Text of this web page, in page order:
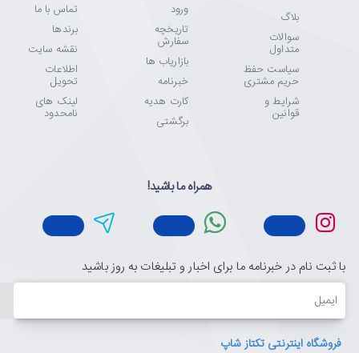
بلاگ
سوالات
متداول
سیاست حفظ
حریم مشتری
شرایط و
قوانین
ورود
تاریخچه
سفارش
بازاریاب ها
خبرنامه
کارت هدیه
برگشتی
تماس با ما
برندها
نقشه سایت
اطلاعات
تحویل
لینک های
نامحدود
همراه ما باشید!
با ثبت نام در خبرنامه ما برای اخبار و تبلیغات به روز باشید
ایمیل
فروشگاه اینترنتی تکتاز شاپ